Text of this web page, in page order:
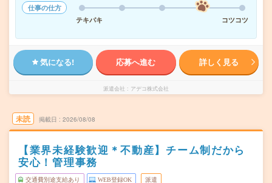
仕事の仕方
テキパキ
コツコツ
気になる! 応募へ進む 詳しく見る
派遣会社 アデコ株式会社
未読 掲載日 2026/08/08
【業界未経験歓迎＊不動産】チーム制だから
安心！管理事務
交通費別途支給あり WEB登録OK 派遣